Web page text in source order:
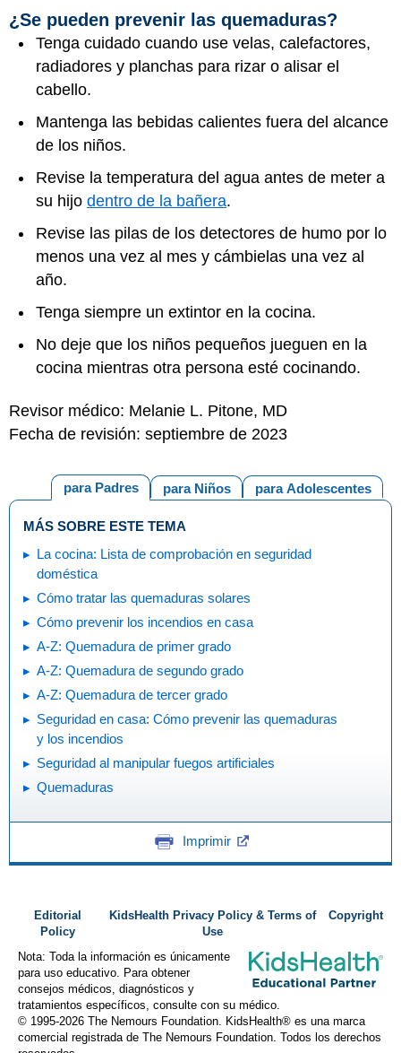
¿Se pueden prevenir las quemaduras?
Tenga cuidado cuando use velas, calefactores,
radiadores y planchas para rizar o alisar el
cabello.
Mantenga las bebidas calientes fuera del alcance
de los niños.
Revise la temperatura del agua antes de meter a
su hijo dentro de la bañera.
Revise las pilas de los detectores de humo por lo
menos una vez al mes y cámbielas una vez al
año.
Tenga siempre un extintor en la cocina.
No deje que los niños pequeños jueguen en la
cocina mientras otra persona esté cocinando.
Revisor médico: Melanie L. Pitone, MD
Fecha de revisión: septiembre de 2023
para Adolescentes
para Niños
para Padres
MÁS SOBRE ESTE TEMA
La cocina: Lista de comprobación en seguridad
doméstica
Cómo tratar las quemaduras solares
Cómo prevenir los incendios en casa
A-Z: Quemadura de primer grado
A-Z: Quemadura de segundo grado
A-Z: Quemadura de tercer grado
Seguridad en casa: Cómo prevenir las quemaduras
y los incendios
Seguridad al manipular fuegos artificiales
Quemaduras
Imprimir
Editorial
Policy
KidsHealth Privacy Policy & Terms of
Use
Copyright
Nota: Toda la información es únicamente
para uso educativo. Para obtener
consejos médicos, diagnósticos y
tratamientos específicos, consulte con su médico.
© 1995-2026 The Nemours Foundation. KidsHealth® es una marca
comercial registrada de The Nemours Foundation. Todos los derechos